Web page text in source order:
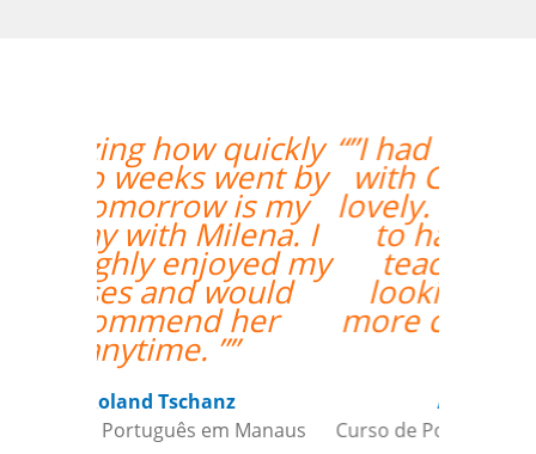
“”I had my second class
with Carol and it was
lovely. I am very happy
to have her as my
teacher and I am
looking forward to
more classes with her.
Ariana Maher
Curso de Português em Florianópolis